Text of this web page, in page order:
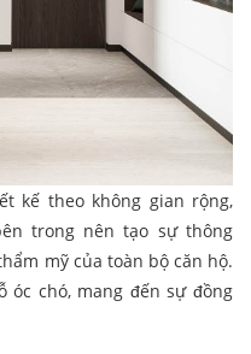
kế theo không gian rộng,
trong nên tạo sự thông
mỹ của toàn bộ căn hộ.
óc chó, mang đến sự đồng